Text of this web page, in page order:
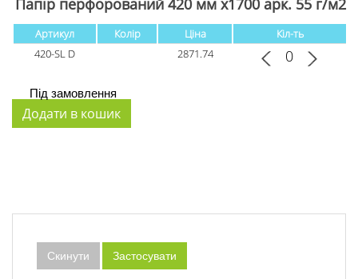
Папір перфорований 420 мм х1700 арк. 55 г/м2
Артикул Колір Ціна
Кіл-ть
420-SL D
2871.74
Під замовлення
Скинути Застосувати